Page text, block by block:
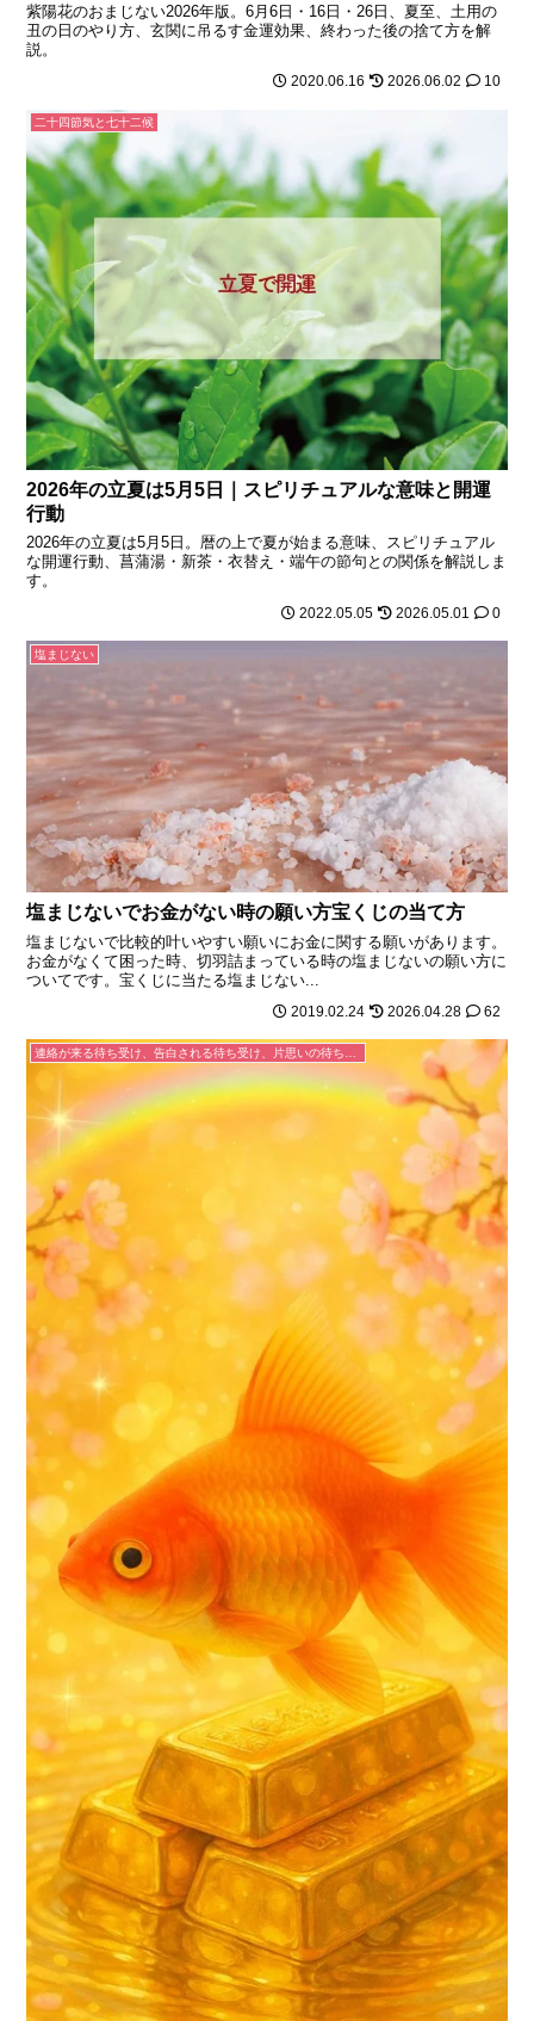
紫陽花のおまじない2026年版。6月6日・16日・26日、夏至、土用の
丑の日のやり方、玄関に吊るす金運効果、終わった後の捨て方を解
説。
2020.06.16 2026.06.02 10
二十四節気と七十二候
2026年の立夏は5月5日｜スピリチュアルな意味と開運
行動
2026年の立夏は5月5日。暦の上で夏が始まる意味、スピリチュアル
な開運行動、菖蒲湯・新茶・衣替え・端午の節句との関係を解説しま
す。
2022.05.05 2026.05.01 0
塩まじない
塩まじないでお金がない時の願い方宝くじの当て方
塩まじないで比較的叶いやすい願いにお金に関する願いがあります。
お金がなくて困った時、切羽詰まっている時の塩まじないの願い方に
ついてです。宝くじに当たる塩まじない...
2019.02.24 2026.04.28 62